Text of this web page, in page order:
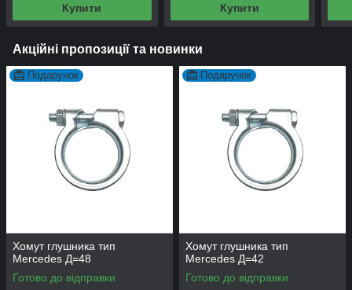
Купити Купити
Акційні пропозиції та новинки
Подарунок
Хомут глушника тип
Mercedes Д=48
Готово до відправки
Подарунок
Хомут глушника тип
Mercedes Д=42
Готово до відправки